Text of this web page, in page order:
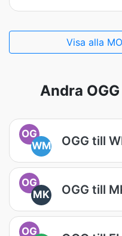
Visa alla
Andra
OG
WM
OGG till
OG
MK
OGG till
OG